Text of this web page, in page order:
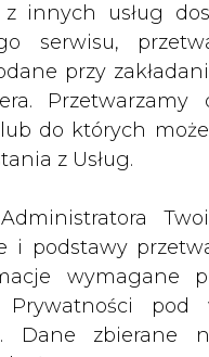
innych usług
serwisu,
przy
Przetwarzamy
do których
z Usług.
i podstawy
wymagane
pod
Dane zbierane
skomentuj udostępnij: